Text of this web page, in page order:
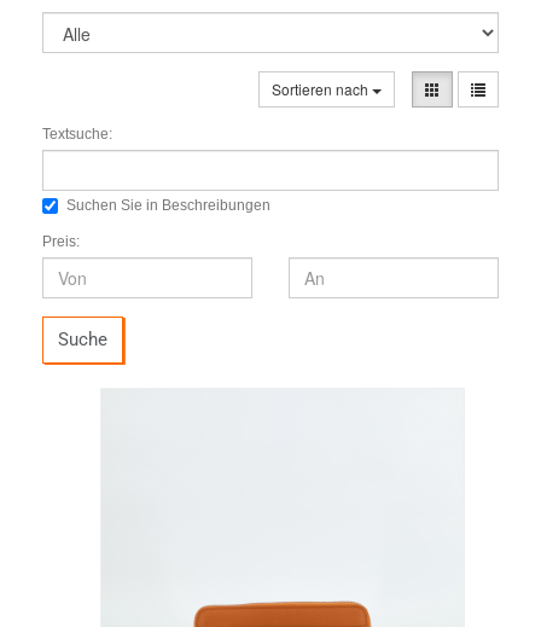
Sortieren nach
Textsuche:
Suchen Sie in Beschreibungen
Preis:
Suche